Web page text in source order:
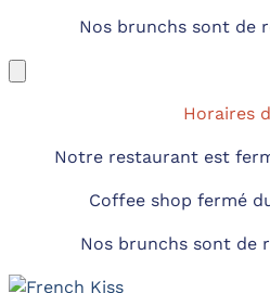
Nos brunchs sont de
Horaires
Notre restaurant est
Coffee shop fermé
Nos brunchs sont de